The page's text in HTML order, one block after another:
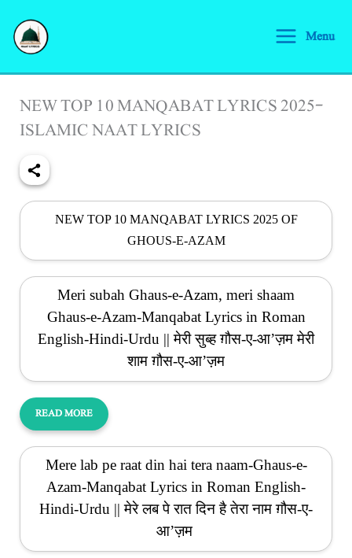
content
Menu
NEW TOP 10 MANQABAT LYRICS 2025-
ISLAMIC NAAT LYRICS
NEW TOP 10 MANQABAT LYRICS 2025 OF
GHOUS-E-AZAM
Meri subah Ghaus-e-Azam, meri shaam
Ghaus-e-Azam-Manqabat Lyrics in Roman
English-Hindi-Urdu || मेरी सुब्ह ग़ौस-ए-आ’ज़म मेरी
शाम ग़ौस-ए-आ’ज़म
READ MORE
Mere lab pe raat din hai tera naam-Ghaus-e-
Azam-Manqabat Lyrics in Roman English-
Hindi-Urdu || मेरे लब पे रात दिन है तेरा नाम ग़ौस-ए-
आ’ज़म
e
c
h